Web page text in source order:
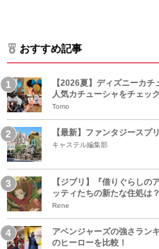
おすすめ記事
【2026夏】ディズニーカ
人気カチューシャをチェック
Tomo
【最新】ファンタジースプ
キャステル編集部
【ジブリ】『借りぐらしの
ッティたちの新たな住処は
Rene
アベンジャーズの強さラン
のヒーローを比較！